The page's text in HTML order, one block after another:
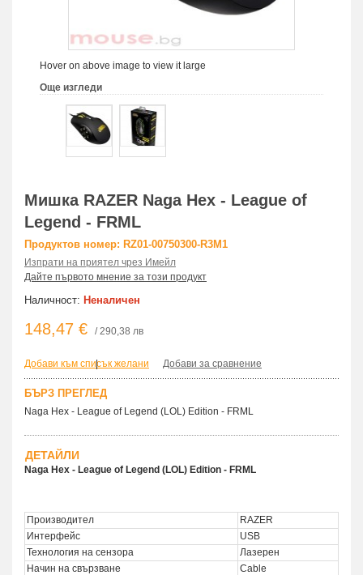
Hover on above image to view it large
Още изгледи
Мишка RAZER Naga Hex - League of
Legend - FRML
Продуктов номер: RZ01-00750300-R3M1
Изпрати на приятел чрез Имейл
Дайте първото мнение за този продукт
Наличност: Неналичен
148,47 € / 290,38 лв
Добави към списък желани
| Добави за сравнение
БЪРЗ ПРЕГЛЕД
Naga Hex - League of Legend (LOL) Edition - FRML
ДЕТАЙЛИ
Naga Hex - League of Legend (LOL) Edition - FRML
Производител
RAZER
Интерфейс
USB
Технология на сензора
Лазерен
Начин на свързване
Cable